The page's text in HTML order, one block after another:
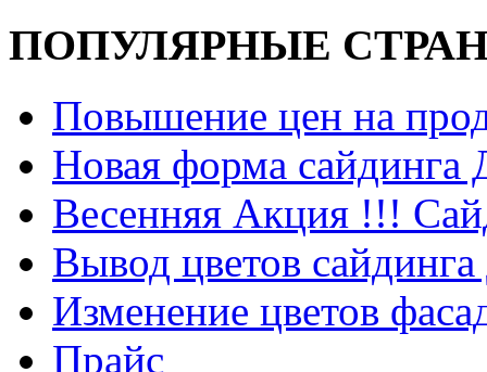
ПОПУЛЯРНЫЕ
Повышение цен на
Новая форма
Весенняя Акция !!!
Вывод цветов
Изменение цветов
Прайс